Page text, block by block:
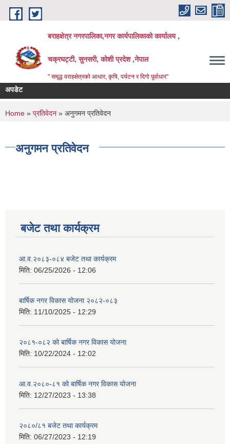
Skip to main content
बराहक्षेत्र नगरपालिका,नगर कार्यपालिकाको कार्यालय ,
चक्रघट्टी, सुनसरी, कोशी प्रदेश ,नेपाल
" समृद्ध वराहक्षेत्रकाे आधार, कृषि, पर्यटन र दिगो पूर्वाधार"
अपडेट
You are here
Home » प्रतिवेदन » अनुगमन प्रतिवेदन
अनुगमन प्रतिवेदन
बजेट तथा कार्यक्रम
आ.व.२०८३-०८४ बजेट तथा कार्यक्रम
मिति: 06/25/2026 - 12:06
बार्षिक नगर विकास योजना २०८२-०८३
मिति: 11/10/2025 - 12:29
२०८१-०८२ को बार्षिक नगर विकास योजना
मिति: 10/22/2024 - 12:02
आ.व.२०८०-८१ को बार्षिक नगर विकास योजना
मिति: 12/27/2023 - 13:38
२०८०/८१ बजेट तथा कार्यक्रम
मिति: 06/27/2023 - 12:19